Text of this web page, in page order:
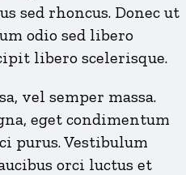
sed rhoncus. Donec ut
odio sed libero
libero scelerisque.
vel semper massa.
eget condimentum
purus. Vestibulum
orci luctus et